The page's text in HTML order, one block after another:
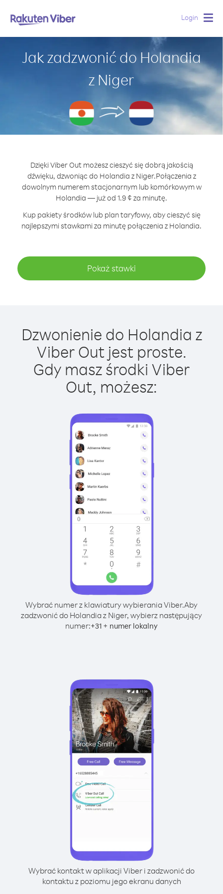
Login
Jak zadzwonić do Holandia
z Niger
Dzięki Viber Out możesz cieszyć się dobrą jakością
dźwięku, dzwoniąc do Holandia z Niger.Połączenia z
dowolnym numerem stacjonarnym lub komórkowym w
Holandia — już od 1.9 ¢ za minutę.
Kup pakiety środków lub plan taryfowy, aby cieszyć się
najlepszymi stawkami za minutę połączenia z Holandia.
Pokaż stawki
Dzwonienie do Holandia z
Viber Out jest proste.
Gdy masz środki Viber
Out, możesz:
Wybrać numer z klawiatury wybierania Viber.Aby
zadzwonić do Holandia z Niger, wybierz następujący
numer:+31 + numer lokalny
Wybrać kontakt w aplikacji Viber i zadzwonić do
kontaktu z poziomu jego ekranu danych